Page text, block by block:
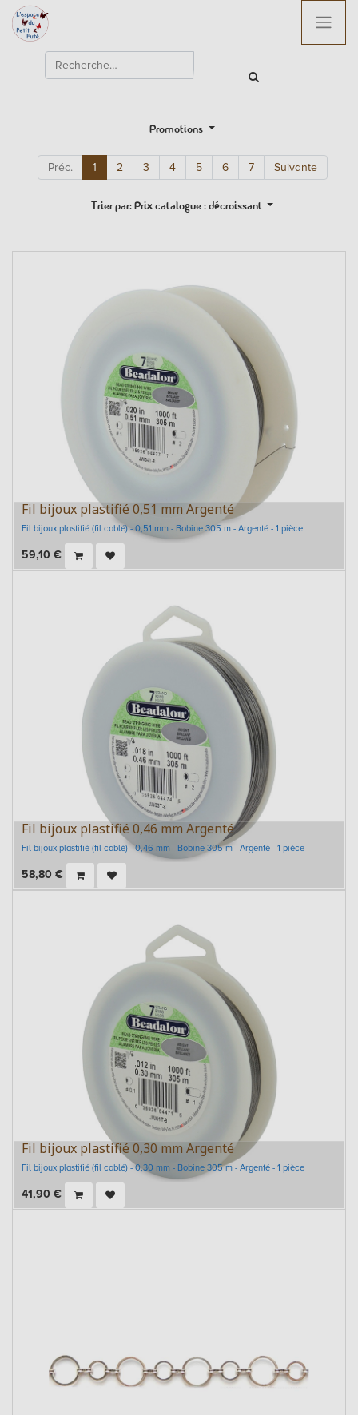
Promotions
Préc. 1 2 3 4 5 6 7 Suivante
Trier par: Prix catalogue : décroissant
Fil bijoux plastifié 0,51 mm Argenté
Fil bijoux plastifié (fil cablé) - 0,51 mm - Bobine 305 m - Argenté - 1 pièce
59,10 €
Fil bijoux plastifié 0,46 mm Argenté
Fil bijoux plastifié (fil cablé) - 0,46 mm - Bobine 305 m - Argenté - 1 pièce
58,80 €
Fil bijoux plastifié 0,30 mm Argenté
Fil bijoux plastifié (fil cablé) - 0,30 mm - Bobine 305 m - Argenté - 1 pièce
41,90 €